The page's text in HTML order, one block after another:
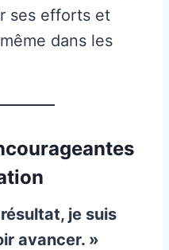
ses efforts et
dans les
je suis
avancer. »